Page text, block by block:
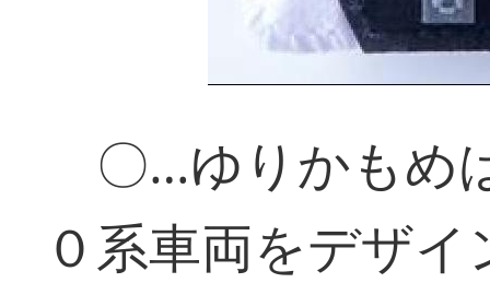
〇…ゆりかもめ
０系車両をデザ